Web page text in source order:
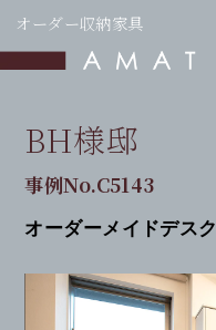
オーダー収納家具
BH様邸
事例No.C5143
オーダーメイドデスク